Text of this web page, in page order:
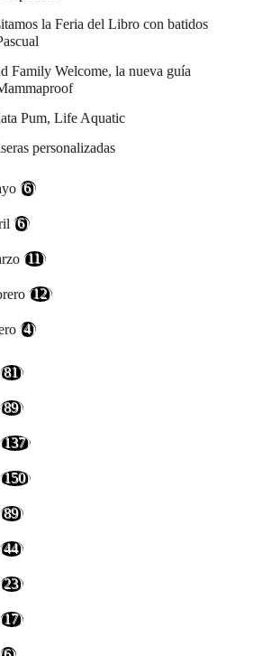
la Feria del Libro con batidos
Family Welcome, la nueva guía
Pum, Life Aquatic
personalizadas
(6)
(6)
(11)
(12)
(4)
(81)
(89)
(137)
(150)
(89)
(44)
(23)
(17)